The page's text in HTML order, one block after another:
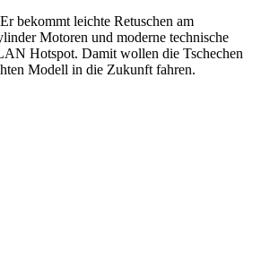
bekommt leichte Retuschen am
Motoren und moderne technische
Hotspot. Damit wollen die Tschechen
Modell in die Zukunft fahren.